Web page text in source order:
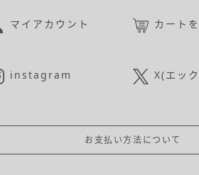
マイアカウント カート
instagram X(エッ
お支払い方法について